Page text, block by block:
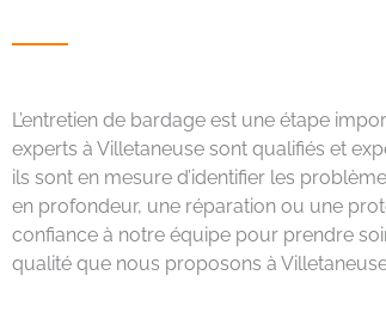
L’entretien de bardage est une étape
experts à Villetaneuse sont qualifiés et
ils sont en mesure d’identifier les
en profondeur, une réparation ou une
confiance à notre équipe pour prendre
qualité que nous proposons à